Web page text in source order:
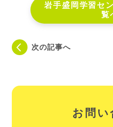
岩手盛岡学習セ
覧
次の記事へ
お問い